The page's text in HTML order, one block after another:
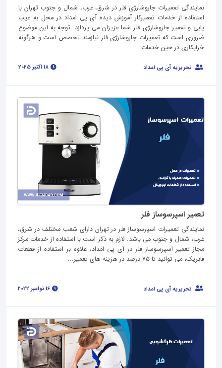
نمایندگی تعمیرات جاروشارژی فلر در شرق، غرب، شمال و جنوب تهران با
استفاده از خدمات تعمیرکار آموزش دیده آی پی امداد در محل به عیب
یابی و تعمیر جاروشارژی فلر شما عزیزان می پردازد. توجه به این موضوع
ضروری است که تعمیرات جاروشارژی فلر نیازمند تخصص است و هرگونه
خرابکاری در حین خدمات...
تحریریه آی پی امداد
تعمیر اسپرسوساز فلر
نمایندگی تعمیرات اسپرسوساز فلر در تهران دارای شعب مختلف در شرق،
غرب، شمال و جنوب می باشد. لازم به ذکر است با استفاده از خدمات مرکز
مجاز تعمیر اسپرسوساز فلر در آی پی امداد، علاوه بر استفاده از قطعات
فابریک، می توانید تا ۷۵ درصد در هزینه های تعمیر...
تحریریه آی پی امداد